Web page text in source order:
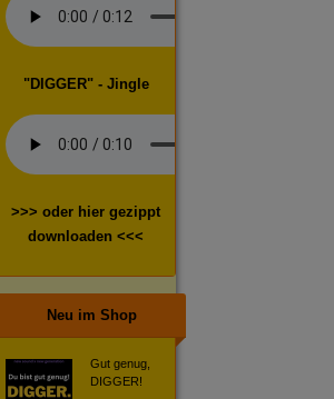
"DIGGER" - Jingle
>>> oder hier gezippt
downloaden <<<
Neu im Shop
Gut genug,
DIGGER!